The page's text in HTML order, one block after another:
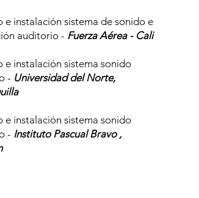
e instalación sistema de sonido e
auditorio - Fuerza Aérea - Cali
e instalación sistema sonido
- Universidad del Norte,
e instalación sistema sonido
- Instituto Pascual Bravo ,